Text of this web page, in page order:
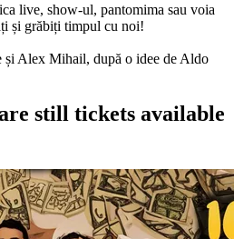
live, show-ul, pantomima sau voia
și grăbiți timpul cu noi!
și Alex Mihail, după o idee de Aldo
still tickets available